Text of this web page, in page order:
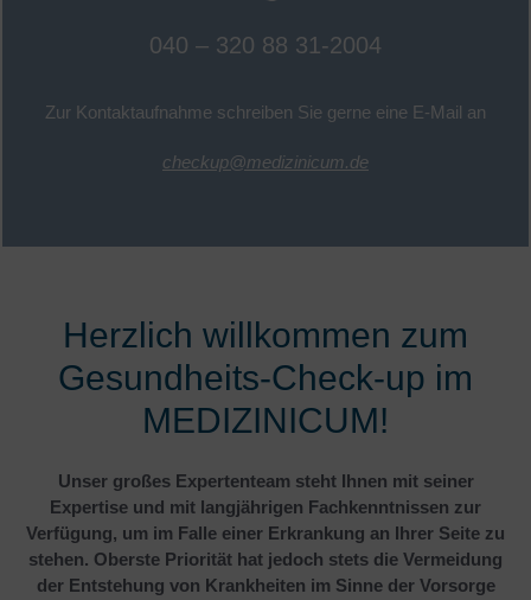
040 – 320 88 31-2004
Zur Kontaktaufnahme schreiben Sie gerne eine E-Mail an
checkup@medizinicum.de
Herzlich willkommen zum
Gesundheits-Check-up im
MEDIZINICUM!
Unser großes Expertenteam steht Ihnen mit seiner
Expertise und mit langjährigen Fachkenntnissen zur
Verfügung, um im Falle einer Erkrankung an Ihrer Seite zu
stehen. Oberste Priorität hat jedoch stets die Vermeidung
der Entstehung von Krankheiten im Sinne der Vorsorge